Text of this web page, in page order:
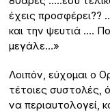
έχεις προσφέρει??
και την ψευτιά ….
μεγάλε…»
Λοιπόν, εύχομαι ο
τέτοιες συστολές,
να περιαυτολογεί,